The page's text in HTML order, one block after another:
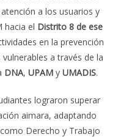
a los usuarios y
hacia el Distrito 8 de ese
en la prevención
a través de la
DNA,UPAM yUMADIS.
lograron superar
aimara, adaptando
Derecho y Trabajo